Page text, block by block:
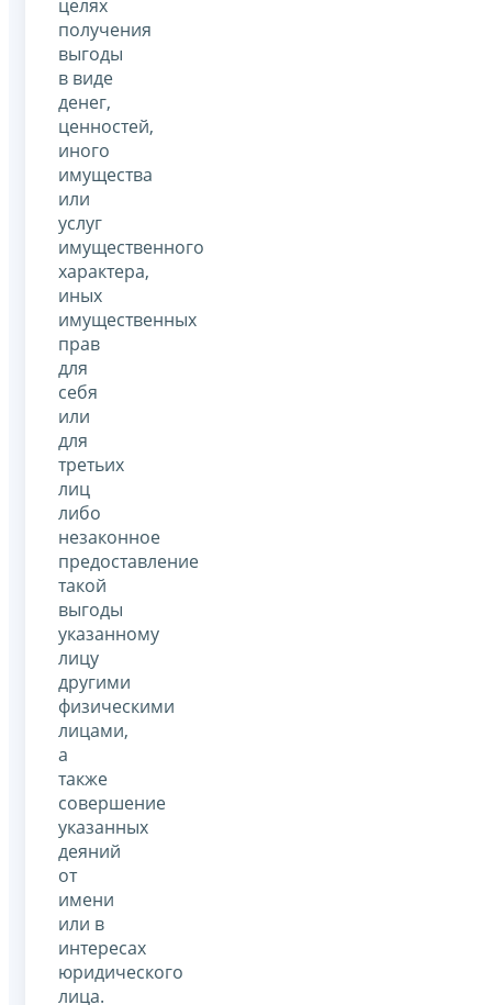
целях
получения
выгоды
в виде
денег,
ценностей,
иного
имущества
или
услуг
имущественного
характера,
иных
имущественных
прав
для
себя
или
для
третьих
лиц
либо
незаконное
предоставление
такой
выгоды
указанному
лицу
другими
физическими
лицами,
а
также
совершение
указанных
деяний
от
имени
или в
интересах
юридического
лица.